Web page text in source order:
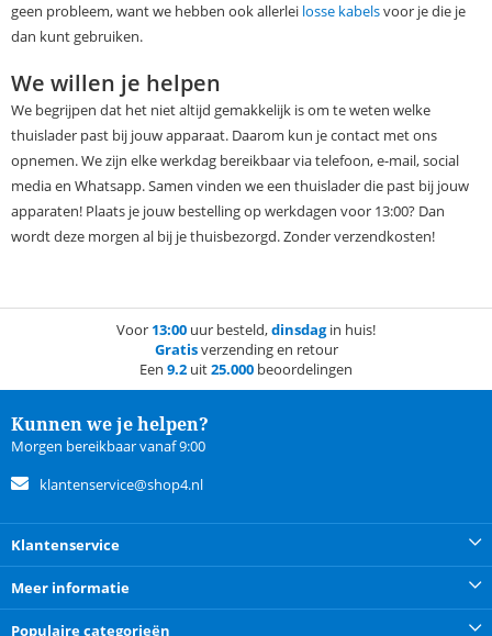
geen probleem, want we hebben ook allerlei losse kabelsvoor je die je
dan kunt gebruiken.
We willen je helpen
We begrijpen dat het niet altijd gemakkelijk is om te weten welke
thuislader past bij jouw apparaat. Daarom kun je contact met ons
opnemen. We zijn elke werkdag bereikbaar via telefoon, e-mail, social
media en Whatsapp. Samen vinden we een thuislader die past bij jouw
apparaten! Plaats je jouw bestelling op werkdagen voor 13:00? Dan
wordt deze morgen al bij je thuisbezorgd. Zonder verzendkosten!
Voor 13:00 uur besteld,dinsdagin huis!
Gratisverzending en retour
Een 9.2 uit25.000 beoordelingen
Kunnen we je helpen?
Morgen bereikbaar vanaf 9:00
klantenservice@shop4.nl
Klantenservice
Meer informatie
Populaire categorieën